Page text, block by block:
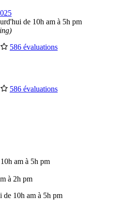
de 10h am à 5h pm
586 évaluations
586 évaluations
am à 5h pm
à 2h pm
de 10h am à 5h pm